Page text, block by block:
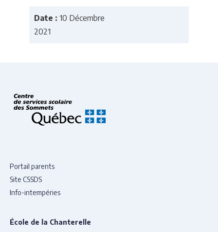
Date : 10 Décembre
2021
Portail parents
Site CSSDS
Info-intempéries
École de la Chanterelle